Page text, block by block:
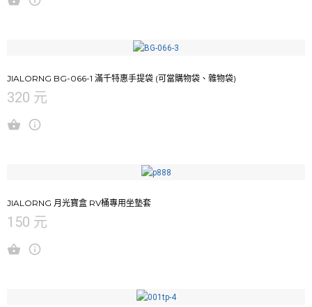
JIALORNG BG-066-1 滿千特惠手提袋 (可當購物袋、雜物袋)
320 元
JIALORNG 月光寶盒 RV桶專用坐墊套
150 元